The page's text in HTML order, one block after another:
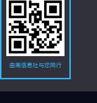
曲周信息社与您同行